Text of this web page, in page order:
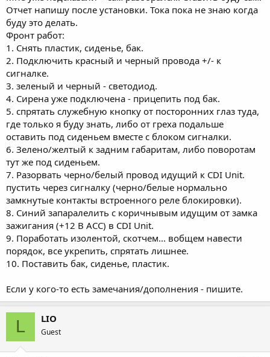
Отчет напишу после установки. Тока пока не знаю когда
буду это делать.
Фронт работ:
1. Снять пластик, сиденье, бак.
2. Подключить красный и черный провода +/- к
сигналке.
3. зеленый и черный - светодиод.
4. Сирена уже подключена - прицепить под бак.
5. спрятать служебную кнопку от посторонних глаз туда,
где только я буду знать, либо от греха подальше
оставить под сиденьем вместе с блоком сигналки.
6. Зелено/желтый к задним габаритам, либо поворотам
тут же под сиденьем.
7. Разорвать черно/белый провод идущий к CDI Unit.
пустить через сигналку (черно/белые нормально
замкнутые контакты встроенного реле блокировки).
8. Синий запаралелить с коричнывым идущим от замка
зажигания (+12 B ACC) в CDI Unit.
9. Поработать изолентой, скотчем... вобщем навести
порядок, все укрепить, спрятать лишнее.
10. Поставить бак, сиденье, пластик.
Если у кого-то есть замечания/дополнения - пишите.
L LIO
Guest